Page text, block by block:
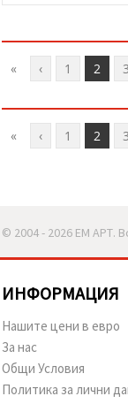
« ‹ 1 2 3
« ‹ 1 2 3
© 2004 - 2026 ЕМ АРТ.
ИНФОРМАЦИЯ
Нашите цени в евро
За нас
Общи Условия
Политика за лични